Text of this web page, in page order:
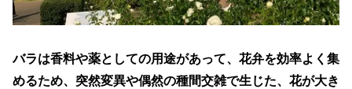
バラは香料や薬としての用途があって、花弁を効率よく集
めるため、突然変異や偶然の種間交雑で生じた、花が大き